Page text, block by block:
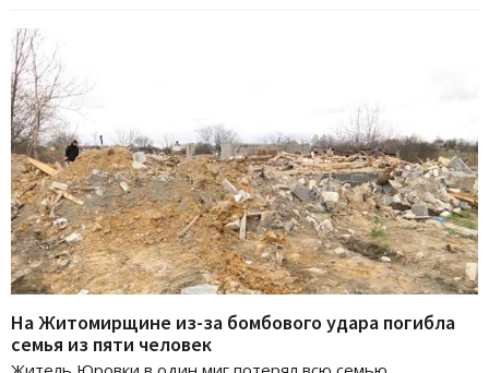
На Житомирщине из-за бомбового удара погибла
семья из пяти человек